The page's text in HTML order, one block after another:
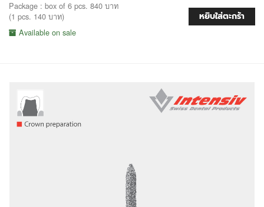
Package : box of 6 pcs. 840 บาท
(1 pcs. 140 บาท)
Available on sale
หยิบใส่ตะกร้า